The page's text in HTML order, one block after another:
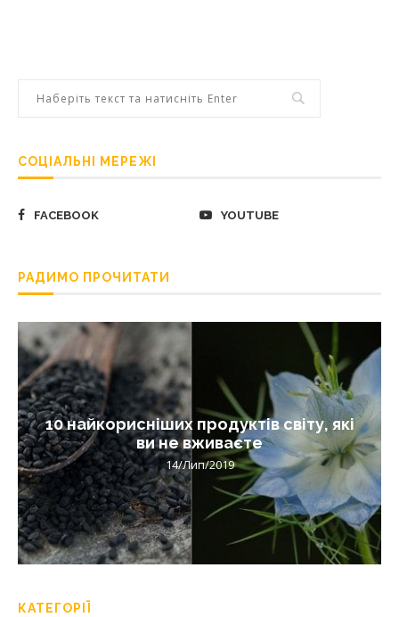
СОЦІАЛЬНІ МЕРЕЖІ
FACEBOOK YOUTUBE
РАДИМО ПРОЧИТАТИ
10 найкорисніших продуктів світу, які
ви не вживаєте
14/Лип/2019
КАТЕГОРІЇ